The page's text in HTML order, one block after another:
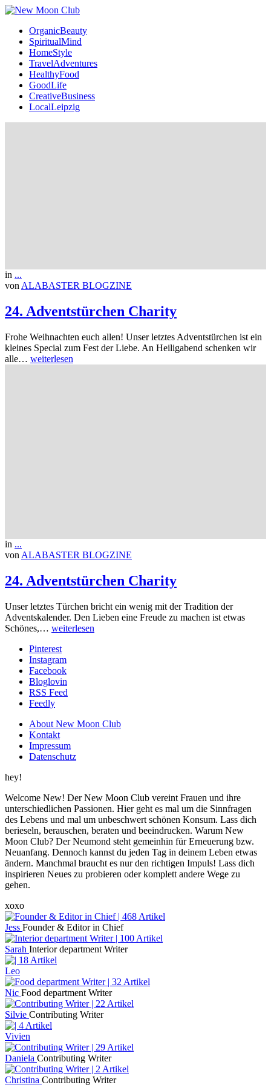
OrganicBeauty
SpiritualMind
HomeStyle
TravelAdventures
HealthyFood
GoodLife
CreativeBusiness
LocalLeipzig
in ...
von ALABASTER BLOGZINE
24. Adventstürchen Charity
Frohe Weihnachten euch allen! Unser letztes Adventstürchen ist ein
kleines Special zum Fest der Liebe. An Heiligabend schenken wir
alle… weiterlesen
in ...
von ALABASTER BLOGZINE
24. Adventstürchen Charity
Unser letztes Türchen bricht ein wenig mit der Tradition der
Adventskalender. Den Lieben eine Freude zu machen ist etwas
Schönes,… weiterlesen
Pinterest
Instagram
Facebook
Bloglovin
RSS Feed
Feedly
About New Moon Club
Kontakt
Impressum
Datenschutz
hey!
Welcome New! Der New Moon Club vereint Frauen und ihre
unterschiedlichen Passionen. Hier geht es mal um die Sinnfragen
des Lebens und mal um unbeschwert schönen Konsum. Lass dich
berieseln, berauschen, beraten und beeindrucken. Warum New
Moon Club? Der Neumond steht gemeinhin für Erneuerung bzw.
Neuanfang. Dennoch kannst du jeden Tag in deinem Leben etwas
ändern. Manchmal braucht es nur den richtigen Impuls! Lass dich
inspirieren Neues zu probieren oder komplett andere Wege zu
gehen.
xoxo
Jess Founder & Editor in Chief
Sarah Interior department Writer
Leo
Nic Food department Writer
Silvie Contributing Writer
Vivien
Daniela Contributing Writer
Christina Contributing Writer